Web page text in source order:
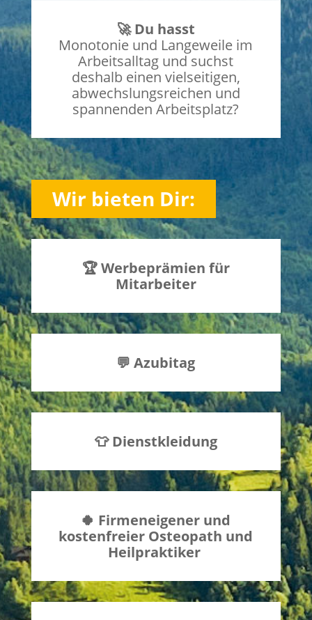
🚀 Du hasst
Monotonie und Langeweile im
Arbeitsalltag und suchst
deshalb einen vielseitigen,
abwechslungsreichen und
spannenden Arbeitsplatz?
Wir bieten Dir:
🏆 Werbeprämien für
Mitarbeiter
💬 Azubitag
👕 Dienstkleidung
🍀 Firmeneigener und
kostenfreier Osteopath und
Heilpraktiker